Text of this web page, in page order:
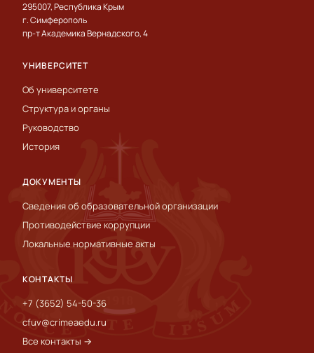
295007, Республика Крым
г. Симферополь
пр-т Академика Вернадского, 4
УНИВЕРСИТЕТ
Об университете
Структура и органы
Руководство
История
ДОКУМЕНТЫ
Сведения об образовательной организации
Противодействие коррупции
Локальные нормативные акты
КОНТАКТЫ
+7 (3652) 54-50-36
cfuv@crimeaedu.ru
Все контакты →